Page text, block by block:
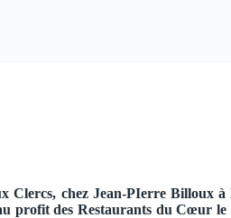
Clercs, chez Jean-PIerre Billoux
profit des Restaurants du Cœur le